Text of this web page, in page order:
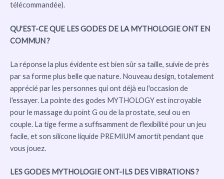
télécommandée).
QU'EST-CE QUE LES GODES DE LA MYTHOLOGIE ONT EN
COMMUN ?
La réponse la plus évidente est bien sûr sa taille, suivie de près
par sa forme plus belle que nature. Nouveau design, totalement
apprécié par les personnes qui ont déjà eu l'occasion de
l'essayer. La pointe des godes MYTHOLOGY est incroyable
pour le massage du point G ou de la prostate, seul ou en
couple. La tige ferme a suffisamment de flexibilité pour un jeu
facile, et son silicone liquide PREMIUM amortit pendant que
vous jouez.
LES GODES MYTHOLOGIE ONT-ILS DES VIBRATIONS ?